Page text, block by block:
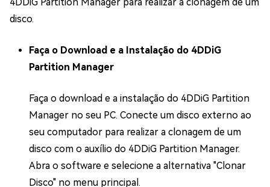
disco.
Faça o Download e a Instalação do 4DDiG
Partition Manager
Faça o download e a instalação do 4DDiG Partition
Manager no seu PC. Conecte um disco externo ao
seu computador para realizar a clonagem de um
disco com o auxílio do 4DDiG Partition Manager.
Abra o software e selecione a alternativa "Clonar
Disco" no menu principal.